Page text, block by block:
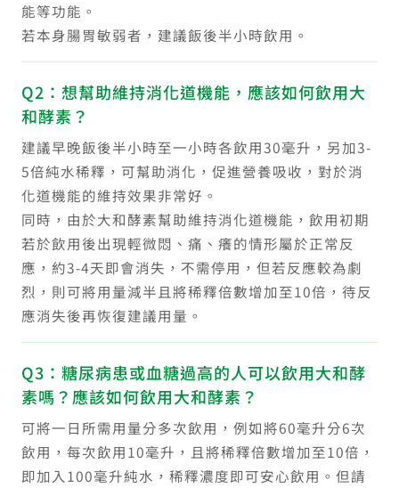
能等功能。
若本身腸胃敏弱者，建議飯後半小時飲用。
Q2：想幫助維持消化道機能，應該如何飲用大
和酵素？
建議早晚飯後半小時至一小時各飲用30毫升，另加3-
5倍純水稀釋，可幫助消化，促進營養吸收，對於消
化道機能的維持效果非常好。
同時，由於大和酵素幫助維持消化道機能，飲用初期
若於飲用後出現輕微悶、痛、癢的情形屬於正常反
應，約3-4天即會消失，不需停用，但若反應較為劇
烈，則可將用量減半且將稀釋倍數增加至10倍，待反
應消失後再恢復建議用量。
Q3：糖尿病患或血糖過高的人可以飲用大和酵
素嗎？應該如何飲用大和酵素？
可將一日所需用量分多次飲用，例如將60毫升分6次
飲用，每次飲用10毫升，且將稀釋倍數增加至10倍，
即加入100毫升純水，稀釋濃度即可安心飲用。但請